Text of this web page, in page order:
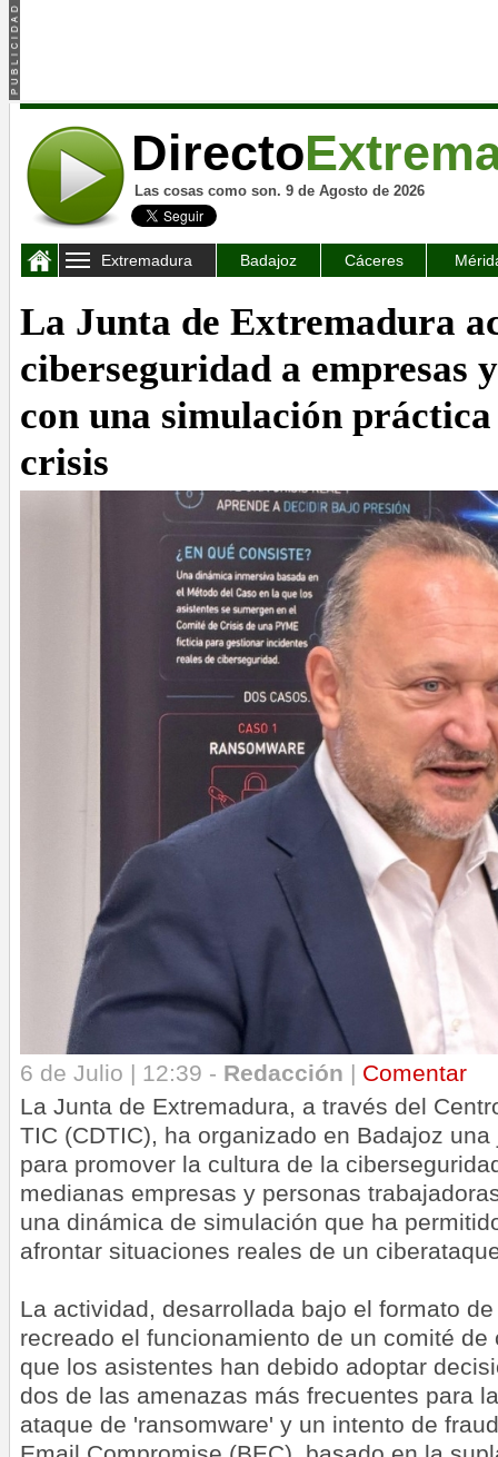
Directo
Las cosas como son. 9 de Agosto de 2026
Extremadura Badajoz Cáceres
La Junta de Extremadura
ciberseguridad a empresas
con una simulación práctica
crisis
6 de Julio | 12:39 - Redacción | Comentar
La Junta de Extremadura, a través del
TIC (CDTIC), ha organizado en Badajoz
para promover la cultura de la
medianas empresas y personas
una dinámica de simulación que ha
afrontar situaciones reales de un
La actividad, desarrollada bajo el formato
recreado el funcionamiento de un comité
que los asistentes han debido adoptar
dos de las amenazas más frecuentes para
ataque de 'ransomware' y un intento de